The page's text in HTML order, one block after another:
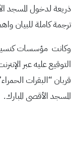
ذريعة لدخول المسجد
ترجمة كاملة للبيان
وكانت مؤسسات كنسية
التوقيع عليه عبر
قربان “البقرات
المسجد الأقصى المبارك.